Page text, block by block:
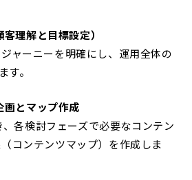
理解と目標設定）
ャーニーを明確にし、運用全体の
す。
とマップ作成
各検討フェーズで必要なコンテン
コンテンツマップ）を作成しま